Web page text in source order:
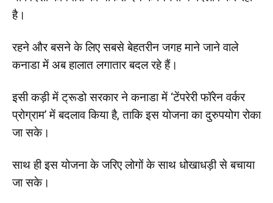
है।
रहने और बसने के लिए सबसे बेहतरीन जगह माने जाने वाले
कनाडा में अब हालात लगातार बदल रहे हैं।
इसी कड़ी में ट्रूडो सरकार ने कनाडा में ‘टेंपरेरी फॉरेन वर्कर
प्रोग्राम’ में बदलाव किया है, ताकि इस योजना का दुरुपयोग रोका
जा सके।
साथ ही इस योजना के जरिए लोगों के साथ धोखाधड़ी से बचाया
जा सके।